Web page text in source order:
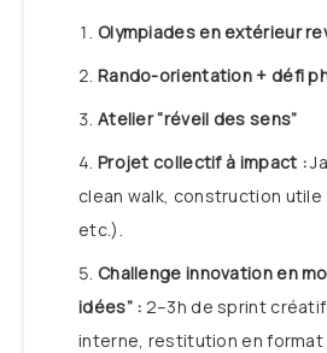
Olympiades en extérieur
Rando-orientation + défi
Atelier “réveil des sens”
Projet collectif à impact :
clean walk, construction utile
etc.).
Challenge innovation en
idées” : 2–3h de sprint
interne, restitution en format